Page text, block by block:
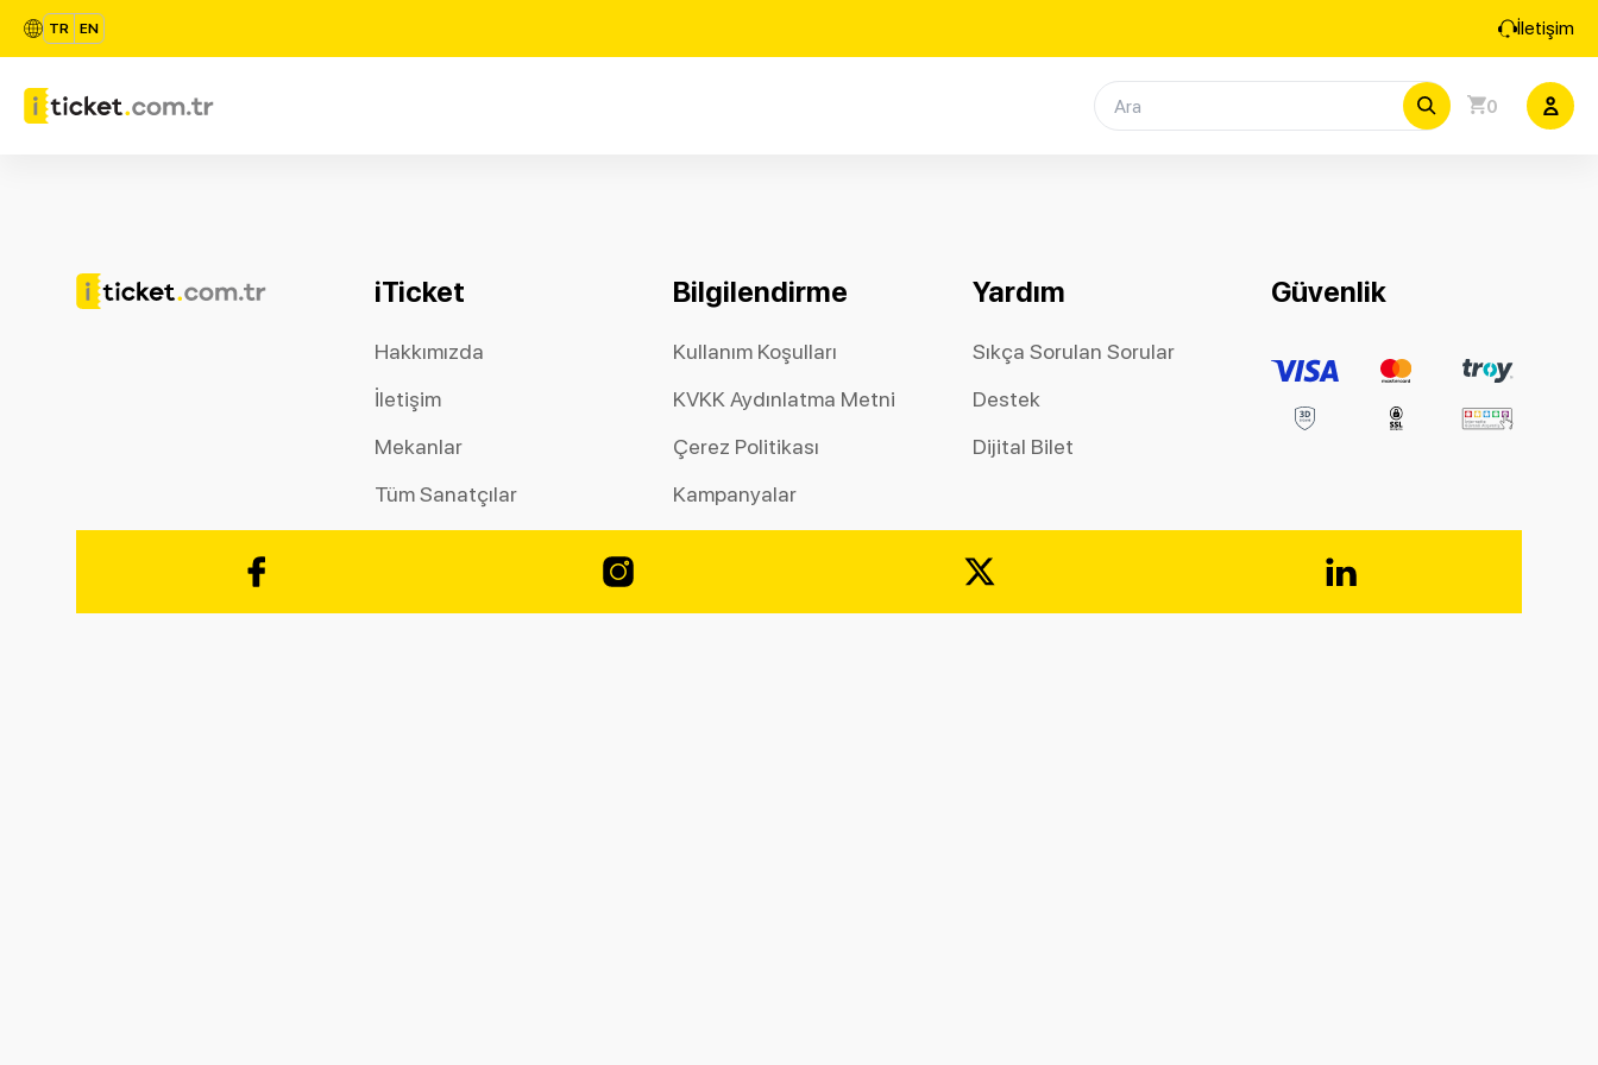
TR EN İletişim
0
iTicket
Hakkımızda
İletişim
Mekanlar
Tüm Sanatçılar
Bilgilendirme
Kullanım Koşulları
KVKK Aydınlatma Metni
Çerez Politikası
Kampanyalar
Yardım
Sıkça Sorulan Sorular
Destek
Dijital Bilet
Güvenlik